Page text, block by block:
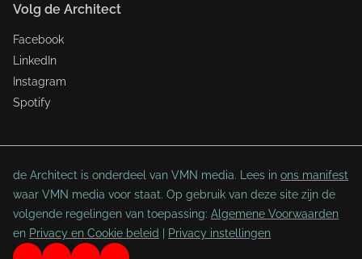
Volg de Architect
Facebook
LinkedIn
Instagram
Spotify
de Architect is onderdeel van VMN media. Lees in ons manifest
waar VMN media voor staat. Op gebruik van deze site zijn de
volgende regelingen van toepassing: Algemene Voorwaarden
en Privacy en Cookie beleid Privacy instellingen